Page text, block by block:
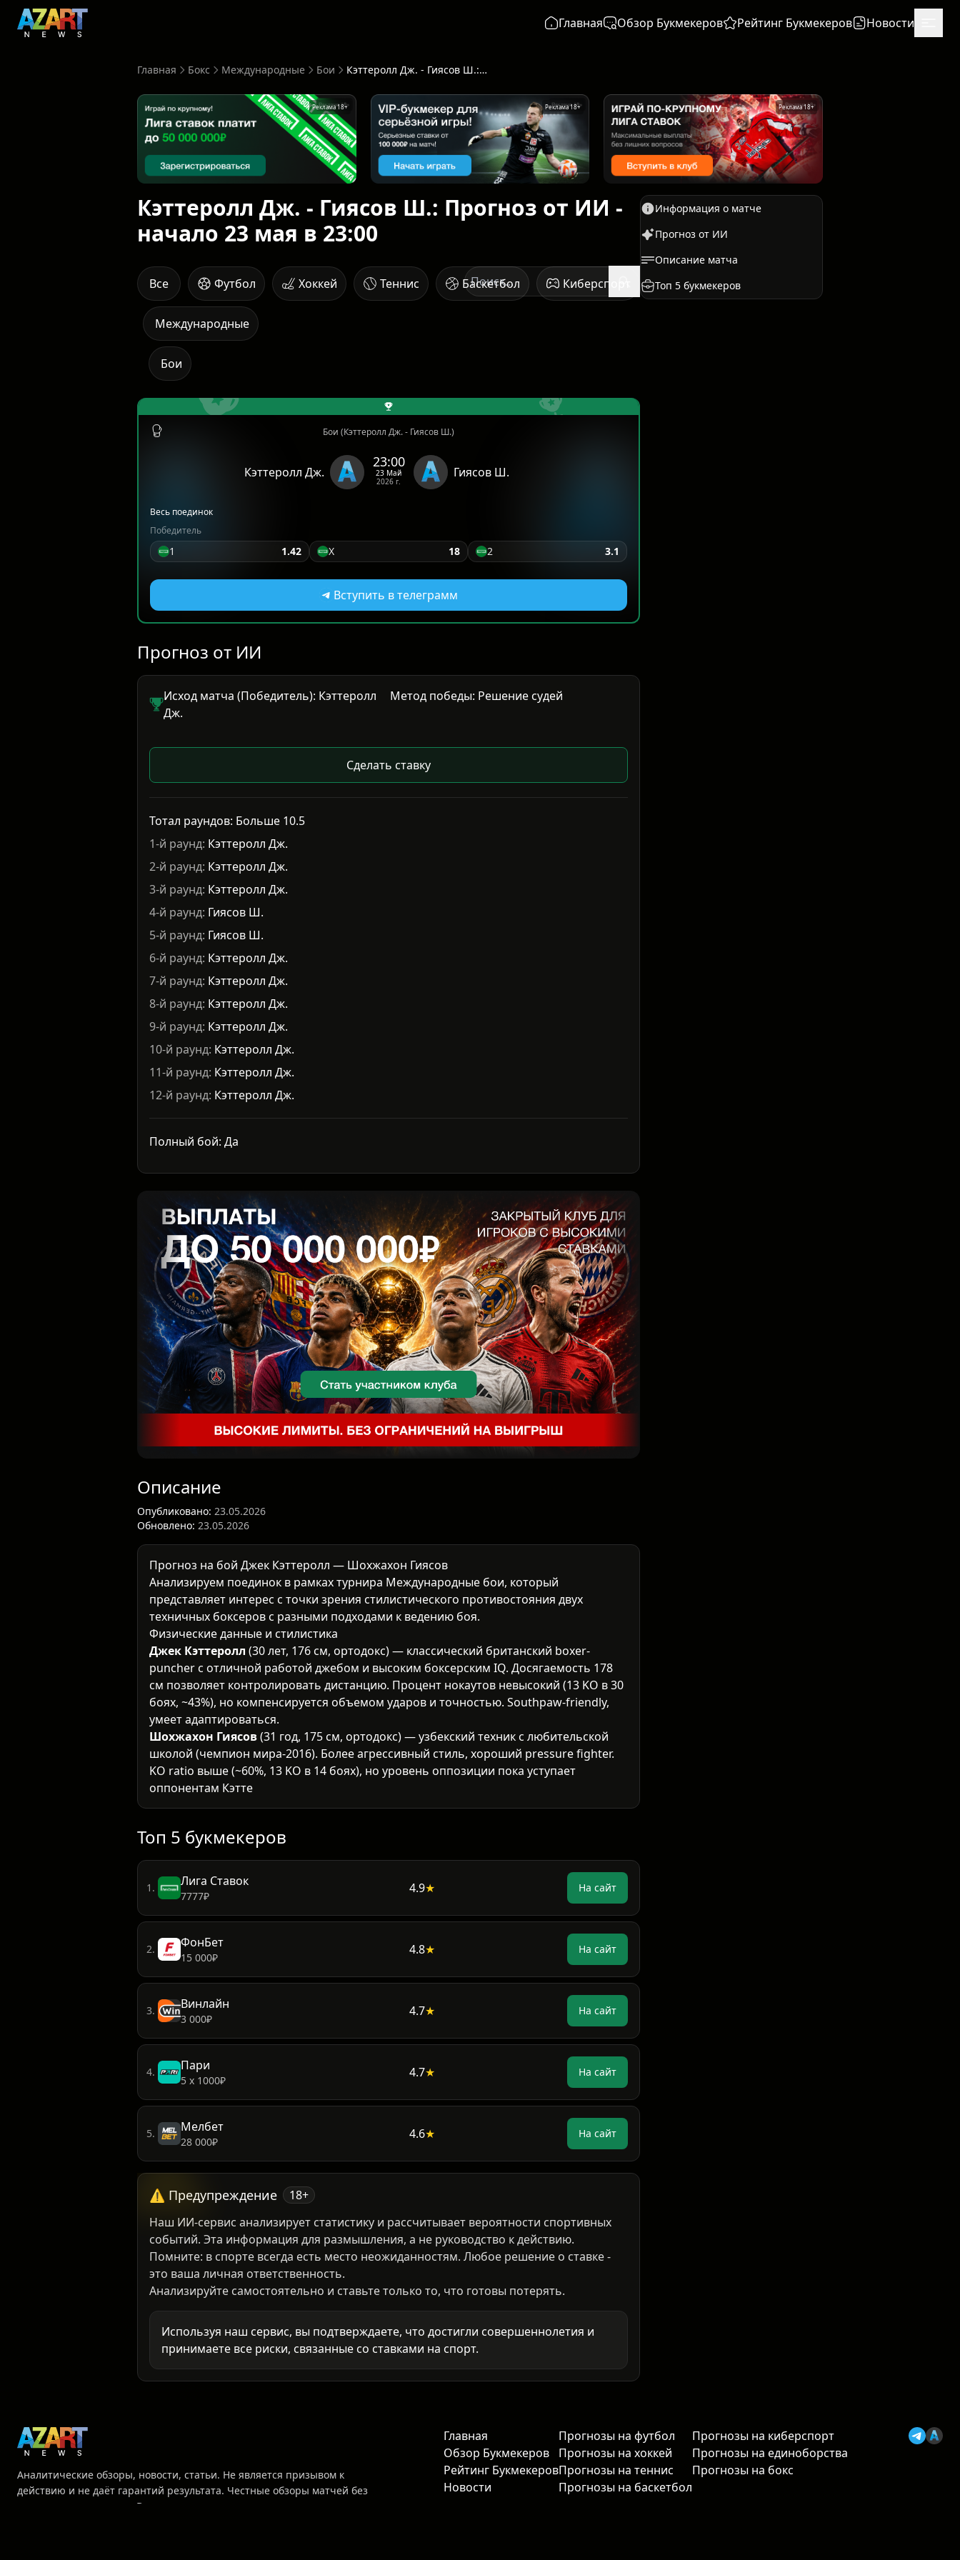
Главная Обзор Букмекеров Рейтинг Букмекеров Новости
Главная Бокс Международные Бои Кэттеролл Дж. - Гиясов Ш.: Прогноз от ИИ - начало 23 мая в 23:00
Реклама 18+ Реклама 18+ Реклама 18+
Кэттеролл Дж. - Гиясов Ш.: Прогноз от ИИ -
начало 23 мая в 23:00
Все Футбол Хоккей Теннис Баскетбол Киберспорт Единоборства
Международные
Бои
Бои (Кэттеролл Дж. - Гиясов Ш.)
Кэттеролл Дж.
23:00
23 Май
2026 г.
Гиясов Ш.
Весь поединок
Победитель
1 1.42 Х 18 2 3.1
Вступить в телеграмм
Прогноз от ИИ
Исход матча (Победитель): Кэттеролл
Дж.
Метод победы: Решение судей
Сделать ставку
Тотал раундов: Больше 10.5
1-й раунд: Кэттеролл Дж.
2-й раунд: Кэттеролл Дж.
3-й раунд: Кэттеролл Дж.
4-й раунд: Гиясов Ш.
5-й раунд: Гиясов Ш.
6-й раунд: Кэттеролл Дж.
7-й раунд: Кэттеролл Дж.
8-й раунд: Кэттеролл Дж.
9-й раунд: Кэттеролл Дж.
10-й раунд: Кэттеролл Дж.
11-й раунд: Кэттеролл Дж.
12-й раунд: Кэттеролл Дж.
Полный бой: Да
Описание
Опубликовано: 23.05.2026
Обновлено: 23.05.2026
Прогноз на бой Джек Кэттеролл — Шохжахон Гиясов
Анализируем поединок в рамках турнира Международные бои, который
представляет интерес с точки зрения стилистического противостояния двух
техничных боксеров с разными подходами к ведению боя.
Физические данные и стилистика
Джек Кэттеролл (30 лет, 176 см, ортодокс) — классический британский boxer-
puncher с отличной работой джебом и высоким боксерским IQ. Досягаемость 178
см позволяет контролировать дистанцию. Процент нокаутов невысокий (13 KO в 30
боях, ~43%), но компенсируется объемом ударов и точностью. Southpaw-friendly,
умеет адаптироваться.
Шохжахон Гиясов(31 год, 175 см, ортодокс) — узбекский техник с любительской
школой (чемпион мира-2016). Более агрессивный стиль, хороший pressure fighter.
KO ratio выше (~60%, 13 KO в 14 боях), но уровень оппозиции пока уступает
оппонентам Кэттеролла.
Форма и последние выступления
2024), показав элитный уровень против топ-5 л
Топ 5 букмекеров
7777₽
15 000₽
3 000₽
5 х 1000₽
Мелбет
28 000₽
⚠️ Предупреждение
18+
Наш ИИ-сервис анализирует статистику и рассчитывает вероятности спортивных
событий. Эта информация для размышления, а не руководство к действию.
Помните: в спорте всегда есть место неожиданностям. Любое решение о ставке -
это ваша личная ответственность.
Анализируйте самостоятельно и ставьте только то, что готовы потерять.
Используя наш сервис, вы подтверждаете, что достигли совершеннолетия и
Информация о матче
Прогноз от ИИ
Описание матча
Топ 5 букмекеров
Главная
Прогнозы на футбол